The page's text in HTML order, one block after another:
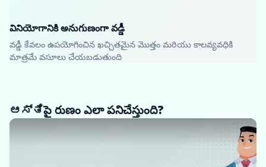
వినియోగానికి అనుగుణంగా వడ్డీ
వడ్డీ కేవలం ఉపయోగించిన ఖచ్చితమైన మొత్తం మరియు కాలవ్యవధికి
మాత్రమే వసూలు చేయబడుతుంది
ಆಸ್ತಿపై రుణం ఎలా పనిచేస్తుంది?